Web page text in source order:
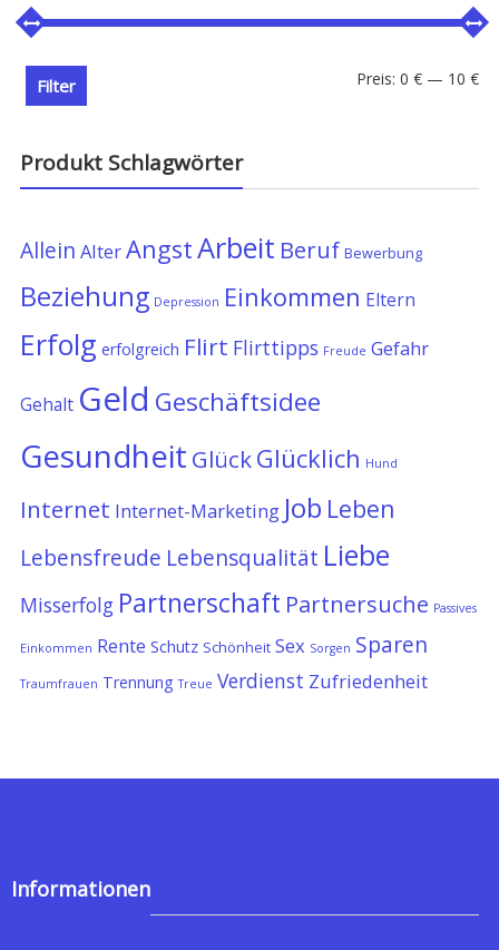
Filter Preis:0 € — 10 €
Produkt Schlagwörter
Allein AlterAngstArbeit Beruf Bewerbung
Beziehung Depression Einkommen Eltern
Erfolg erfolgreich Flirt Flirttipps Freude Gefahr
Gehalt Geld Geschäftsidee
Gesundheit GlückGlücklich Hund
Internet Internet-Marketing Job Leben
Lebensfreude Lebensqualität Liebe
Misserfolg Partnerschaft Partnersuche Passives
Einkommen Rente Schutz Schönheit Sex Sorgen Sparen
Traumfrauen Trennung Treue Verdienst Zufriedenheit
Informationen